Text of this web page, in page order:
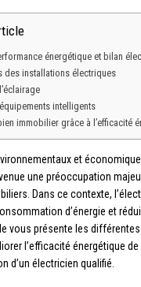
énergétique et bilan
des installations électriques
intelligents
immobilier grâce à l’efficacité
et
une préoccupation
Dans ce contexte,
d’énergie et
vous présente les
l’efficacité énergétique
d’un électricien qualifié.